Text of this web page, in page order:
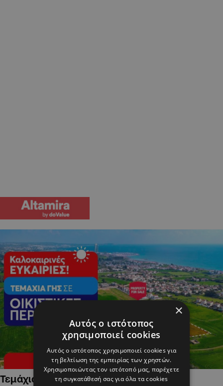
Τεμάχια Γης σε Οικιστικές Περιοχές
×
Αυτός ο ιστότοπος
χρησιμοποιεί cookies
Αυτός ο ιστότοπος χρησιμοποιεί cookies για
τη βελτίωση της εμπειρίας των χρηστών.
Χρησιμοποιώντας τον ιστότοπό μας, παρέχετε
τη συγκατάθεσή σας για όλα τα cookies